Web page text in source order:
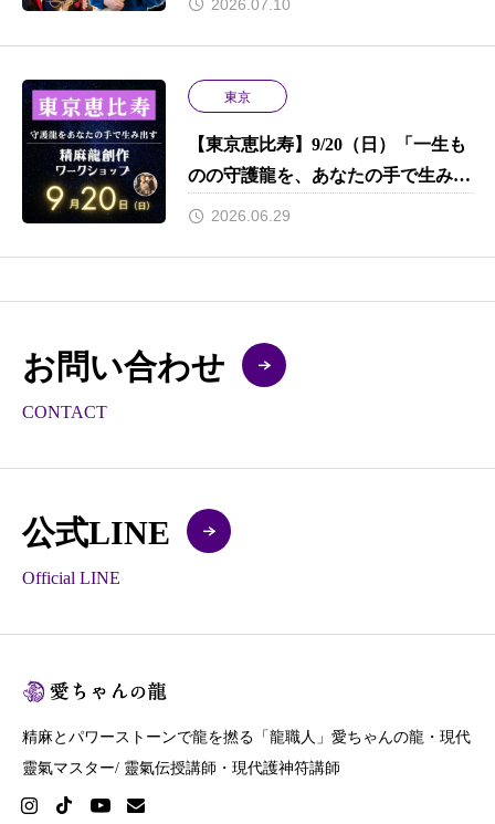
2026.07.10
東京
【東京恵比寿】9/20（日）「一生も
のの守護龍を、あなたの手で生み出
す。」 初心者でもプロ並みのクオ
2026.06.29
お問い合わせ
CONTACT
公式LINE
Official LINE
精麻とパワーストーンで龍を撚る「龍職人」愛ちゃんの龍・現代
靈氣マスター/ 靈氣伝授講師・現代護神符講師